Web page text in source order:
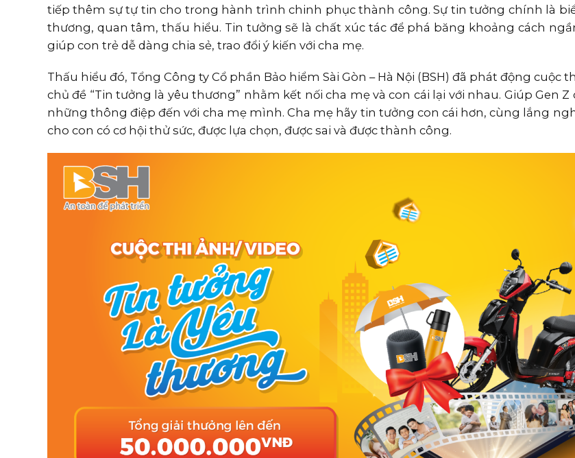
tiếp thêm sự tự tin cho trong hành trình chinh phục thành công. Sự tin tưởng chính là
thương, quan tâm, thấu hiểu. Tin tưởng sẽ là chất xúc tác để phá băng khoảng cách
giúp con trẻ dễ dàng chia sẻ, trao đổi ý kiến với cha mẹ.
Thấu hiểu đó, Tổng Công ty Cổ phần Bảo hiểm Sài Gòn – Hà Nội (BSH) đã phát động cuộc
chủ đề “Tin tưởng là yêu thương” nhằm kết nối cha mẹ và con cái lại với nhau. Giúp Gen
những thông điệp đến với cha mẹ mình. Cha mẹ hãy tin tưởng con cái hơn, cùng lắng
cho con có cơ hội thử sức, được lựa chọn, được sai và được thành công.